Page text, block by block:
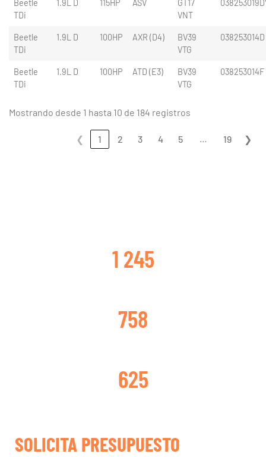
Beetle
TDi
1.9L D 115HP ASV
GT17
VNT
Beetle
TDi
1.9L D 100HP AXR (D4)
BV39
VTG
038253014D
Beetle
TDi
1.9L D 100HP ATD (E3)
BV39
VTG
038253014F
Mostrando desde 1 hasta 10 de 184 registros
❮ 1 2 3 4 5 19 ❯
SOLICITA PRESUPUESTO
1 245
758
625